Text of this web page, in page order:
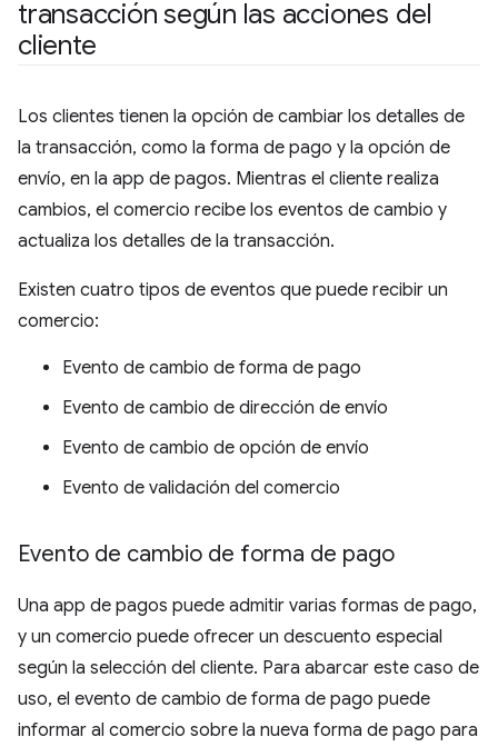
transacción según las acciones del
cliente
Los clientes tienen la opción de cambiar los detalles de
la transacción, como la forma de pago y la opción de
envío, en la app de pagos. Mientras el cliente realiza
cambios, el comercio recibe los eventos de cambio y
actualiza los detalles de la transacción.
Existen cuatro tipos de eventos que puede recibir un
comercio:
Evento de cambio de forma de pago
Evento de cambio de dirección de envío
Evento de cambio de opción de envío
Evento de validación del comercio
Evento de cambio de forma de pago
Una app de pagos puede admitir varias formas de pago,
y un comercio puede ofrecer un descuento especial
según la selección del cliente. Para abarcar este caso de
uso, el evento de cambio de forma de pago puede
informar al comercio sobre la nueva forma de pago para